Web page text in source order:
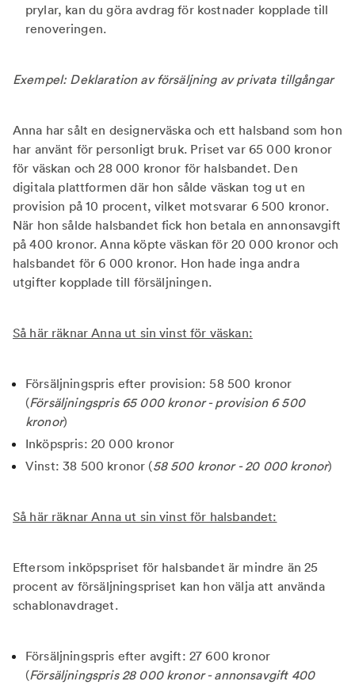
prylar, kan du göra avdrag för kostnader kopplade till
renoveringen.
Exempel: Deklaration av försäljning av privata tillgångar
Anna har sålt en designerväska och ett halsband som hon
har använt för personligt bruk. Priset var 65 000 kronor
för väskan och 28 000 kronor för halsbandet. Den
digitala plattformen där hon sålde väskan tog ut en
provision på 10 procent, vilket motsvarar 6 500 kronor.
När hon sålde halsbandet fick hon betala en annonsavgift
på 400 kronor. Anna köpte väskan för 20 000 kronor och
halsbandet för 6 000 kronor. Hon hade inga andra
utgifter kopplade till försäljningen.
Så här räknar Anna ut sin vinst för väskan:
Försäljningspris efter provision: 58 500 kronor
(Försäljningspris 65 000 kronor - provision 6 500
kronor)
Inköpspris: 20 000 kronor
Vinst: 38 500 kronor (58 500 kronor - 20 000 kronor)
Så här räknar Anna ut sin vinst för halsbandet:
Eftersom inköpspriset för halsbandet är mindre än 25
procent av försäljningspriset kan hon välja att använda
schablonavdraget.
Försäljningspris efter avgift: 27 600 kronor
(Försäljningspris 28 000 kronor - annonsavgift 400